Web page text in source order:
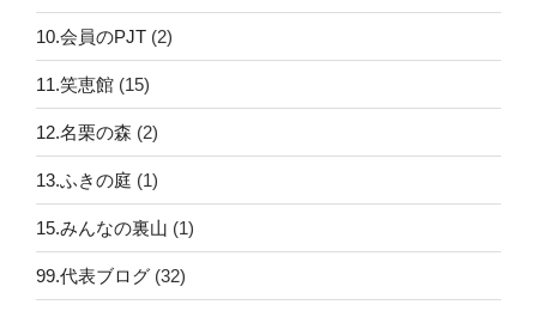
10.会員のPJT (2)
11.笑恵館 (15)
12.名栗の森 (2)
13.ふきの庭 (1)
15.みんなの裏山 (1)
99.代表ブログ (32)